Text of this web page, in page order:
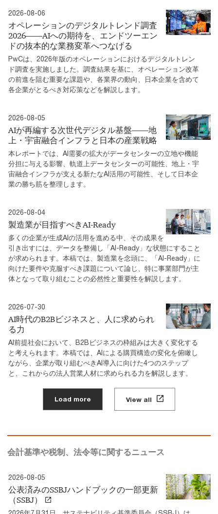
2026-08-06
オペレーションのデジタルトレンド調査
2026――AIへの期待を、エンドツーエン
ドの抜本的な業務変革へつなげる
PwCは、2026年版のオペレーションにおけるデジタルトレン
ド調査を実施しました。調査結果を基に、オペレーション改革
の前進を阻む重要な課題や、各業界の動向、日本企業を含めて
各企業がとるべき対応策などを解説します。
2026-08-05
AIが再編する次世代デジタル基盤――地
上・宇宙融合インフラと日本の産業戦略
本レポートでは、AI需要の拡大がデータセンターの立地や機能
分担に与える影響、軌道上データセンターの可能性、地上・宇
宙融合インフラが支える新たなAI活用の可能性、そして日本企
業の勝ち筋を整理します。
2026-08-04
製造業が目指すべきAI-Ready
多くの企業が生成AIの活用を進める中、その成果を
引き出すには、データを整備し「AI-Ready」な状態にすること
が求められます。本稿では、製造業を念頭に、「AI-Ready」に
向けた要件や克服すべき課題について論じ、特に事業部門が主
体となって取り組むことの必然性と重要性を解説します。
2026-07-30
AI時代のB2Bビジネスと、人に求められ
る力
AI前提社会において、B2Bビジネスの枠組みは大きく変化する
と考えられます。本稿では、AIによる購買構造の変化を俯瞰し
ながら、企業が取り組むべきAI導入に向けた4つのステップ
と、これからの法人営業人材に求められる力を解説します。
Load more View all
会計基準や税制、法令等に関するニュース
2026-08-05
公表済みのSSBJハンドブックの一部更新
（SSBJ）